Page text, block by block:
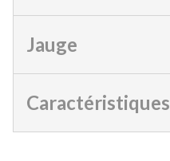
Jauge
Caractéristiques